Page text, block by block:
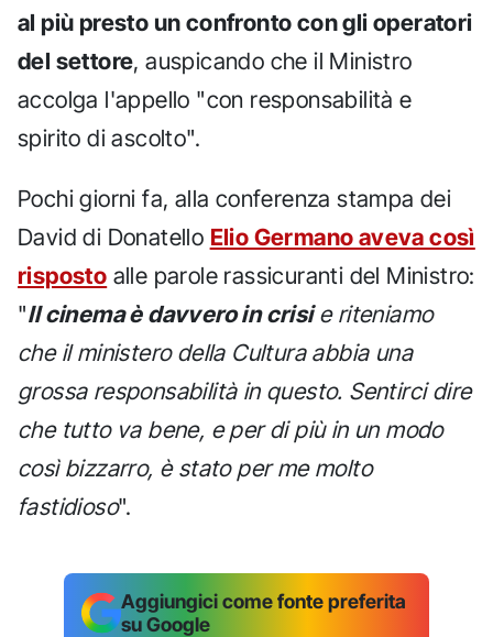
al più presto un confronto con gli operatori
del settore, auspicando che il Ministro
accolga l'appello "con responsabilità e
spirito di ascolto".
Pochi giorni fa, alla conferenza stampa dei
David di Donatello Elio Germano aveva così
risposto alle parole rassicuranti del Ministro:
"Il cinema è davvero in crisie riteniamo
che il ministero della Cultura abbia una
grossa responsabilità in questo. Sentirci dire
che tutto va bene, e per di più in un modo
così bizzarro, è stato per me molto
fastidioso".
Aggiungici come fonte preferita
su Google